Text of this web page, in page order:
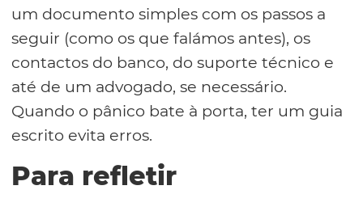
um documento simples com os passos a
seguir (como os que falámos antes), os
contactos do banco, do suporte técnico e
até de um advogado, se necessário.
Quando o pânico bate à porta, ter um guia
escrito evita erros.
Para refletir